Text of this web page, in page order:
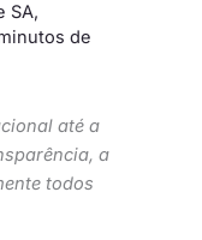
SA,
de
até a
a
todos